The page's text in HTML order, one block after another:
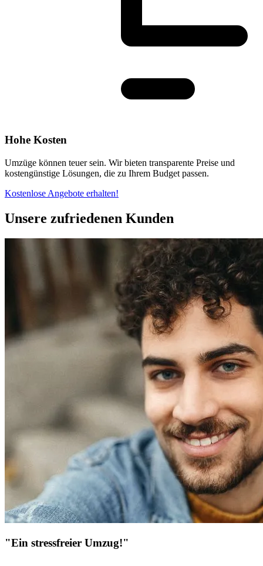
Hohe Kosten
Umzüge können teuer sein. Wir bieten transparente Preise und
kostengünstige Lösungen, die zu Ihrem Budget passen.
Kostenlose Angebote erhalten!
Unsere zufriedenen Kunden
"Ein stressfreier Umzug!"